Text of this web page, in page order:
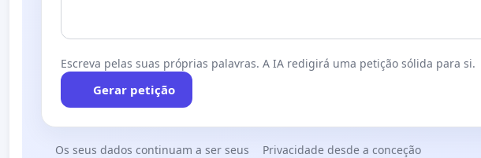
Escreva pelas suas próprias palavras. A IA redigirá uma petição sólida para si.
Gerar petição
Os seus dados continuam a ser seus Privacidade desde a conceção